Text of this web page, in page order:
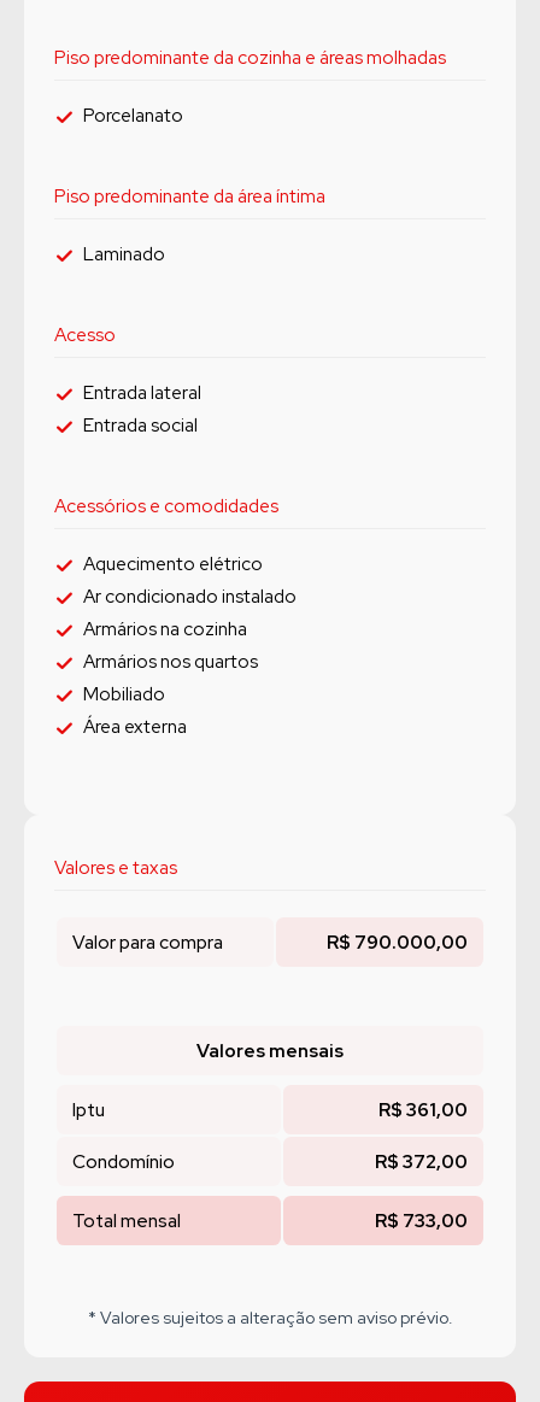
Piso predominante da cozinha e áreas molhadas
Porcelanato
Piso predominante da área íntima
Laminado
Acesso
Entrada lateral
Entrada social
Acessórios e comodidades
Aquecimento elétrico
Ar condicionado instalado
Armários na cozinha
Armários nos quartos
Mobiliado
Área externa
Valores e taxas
Valor para compra R$ 790.000,00
Valores mensais
Iptu R$ 361,00
Condomínio R$ 372,00
Total mensal R$ 733,00
* Valores sujeitos a alteração sem aviso prévio.